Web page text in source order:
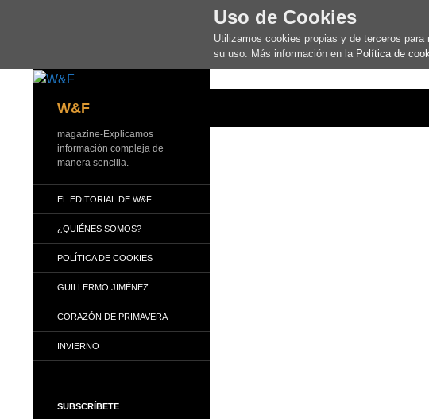
Uso de Cookies
Utilizamos cookies propias y de terceros
su uso. Más información en la Política de
W&F
magazine-Explicamos
información compleja de
manera sencilla.
EL EDITORIAL DE W&F
¿QUIÉNES SOMOS?
POLÍTICA DE COOKIES
GUILLERMO JIMÉNEZ
CORAZÓN DE PRIMAVERA
INVIERNO
SUBSCRÍBETE